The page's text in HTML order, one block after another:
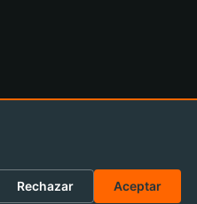
Rechazar Aceptar